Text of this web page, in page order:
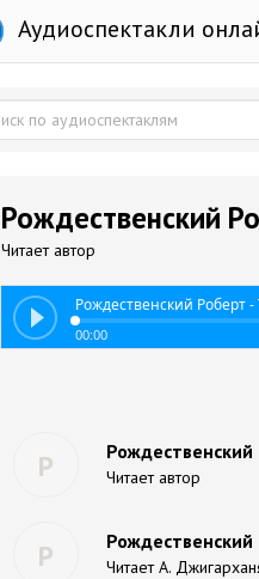
Аудиоспектакли
Рождественский
Читает автор
Рождественский Роберт
00:00
Р Рождественский
Читает автор
Р Читает А.